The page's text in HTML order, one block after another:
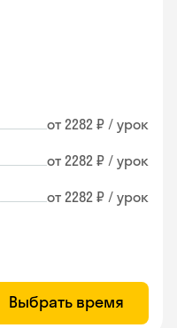
от 2282 ₽ / урок
от 2282 ₽ / урок
от 2282 ₽ / урок
Выбрать время